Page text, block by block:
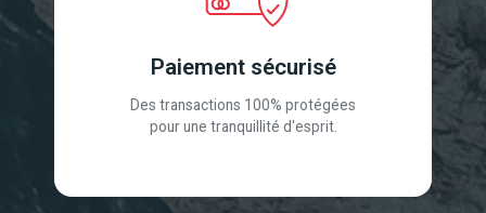
Paiement sécurisé
Des transactions 100% protégées
pour une tranquillité d'esprit.